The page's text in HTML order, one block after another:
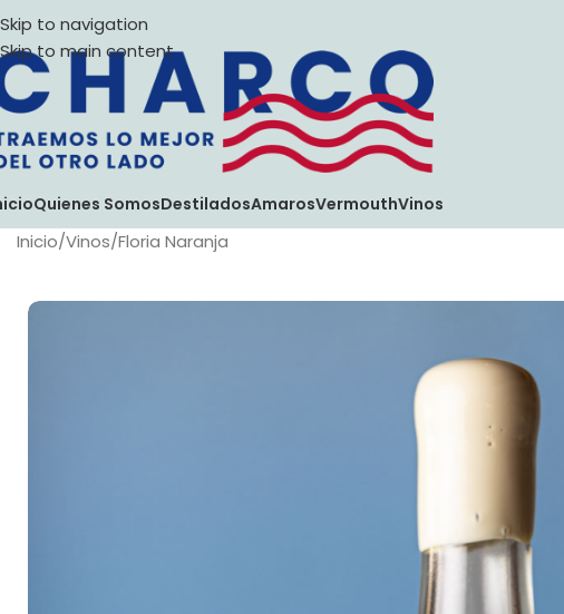
Skip to navigation
Skip to main content
Quienes SomosDestiladosAmarosVermouthVinos
Inicio Vinos Floria Naranja